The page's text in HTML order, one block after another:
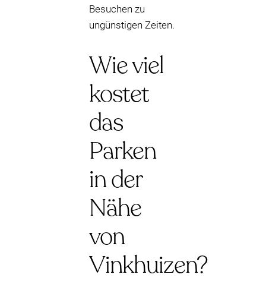
Besuchen zu
ungünstigen Zeiten.
Wie viel
kostet
das
Parken
in der
Nähe
von
Vinkhuizen?